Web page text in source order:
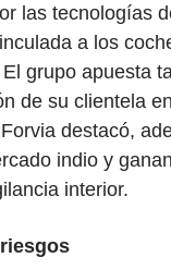
las tecnologías
a los
grupo apuesta
de su clientela
destacó,
indio y
interior.